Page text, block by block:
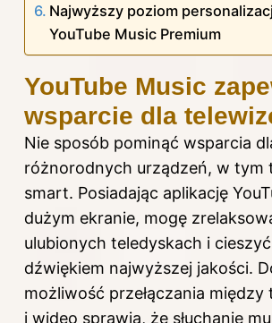
Najwyższy poziom
YouTube Music Premium
YouTube Music
wsparcie dla
Nie sposób pominąć wsparcia
różnorodnych urządzeń, w tym
smart. Posiadając aplikację
dużym ekranie, mogę
ulubionych teledyskach i
dźwiękiem najwyższej jakości.
możliwość przełączania między
i wideo sprawia, że słuchanie